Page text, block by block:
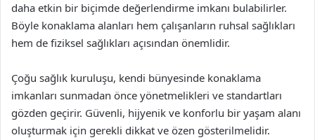
daha etkin bir biçimde değerlendirme imkanı bulabilirler.
Böyle konaklama alanları hem çalışanların ruhsal sağlıkları
hem de fiziksel sağlıkları açısından önemlidir.
Çoğu sağlık kuruluşu, kendi bünyesinde konaklama
imkanları sunmadan önce yönetmelikleri ve standartları
gözden geçirir. Güvenli, hijyenik ve konforlu bir yaşam alanı
oluşturmak için gerekli dikkat ve özen gösterilmelidir.